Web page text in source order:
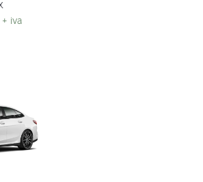
iva